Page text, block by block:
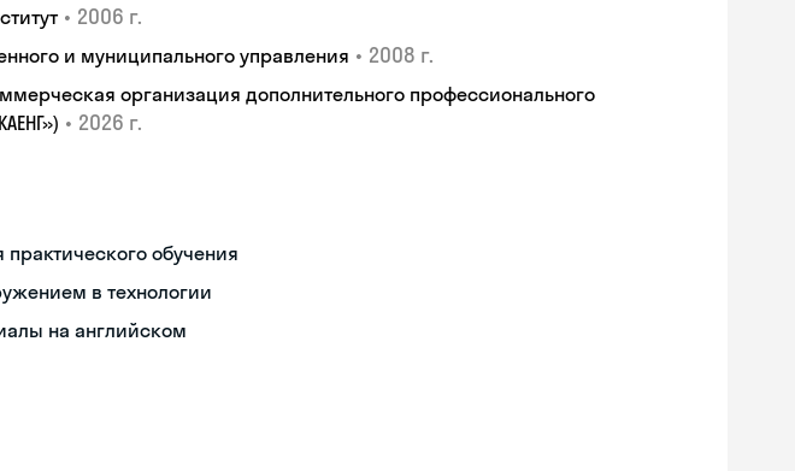
• 2006 г.
и муниципального управления • 2008 г.
организация дополнительного профессионального
• 2026 г.
практического обучения
в технологии
на английском